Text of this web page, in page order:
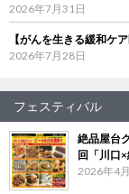
2026年7月31日
【がんを生きる緩和ケ
2026年7月28日
フェスティバル
絶品屋台
回「川口
2026年4